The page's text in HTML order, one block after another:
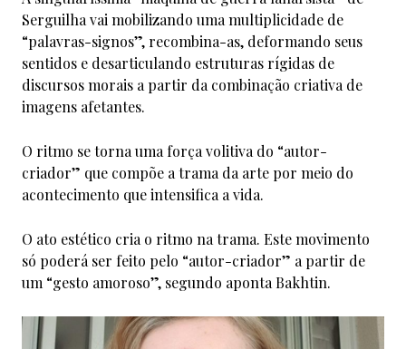
Serguilha vai mobilizando uma multiplicidade de
“palavras-signos”, recombina-as, deformando seus
sentidos e desarticulando estruturas rígidas de
discursos morais a partir da combinação criativa de
imagens afetantes.
O ritmo se torna uma força volitiva do “autor-
criador” que compõe a trama da arte por meio do
acontecimento que intensifica a vida.
O ato estético cria o ritmo na trama. Este movimento
só poderá ser feito pelo “autor-criador” a partir de
um “gesto amoroso”, segundo aponta Bakhtin.